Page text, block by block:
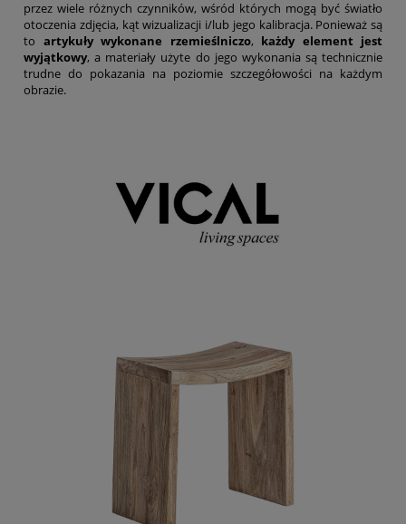
przez wiele różnych czynników, wśród których mogą być światło
otoczenia zdjęcia, kąt wizualizacji i/lub jego kalibracja. Ponieważ są
to artykuły wykonane rzemieślniczo, każdy element jest
wyjątkowy, a materiały użyte do jego wykonania są technicznie
trudne do pokazania na poziomie szczegółowości na każdym
obrazie.